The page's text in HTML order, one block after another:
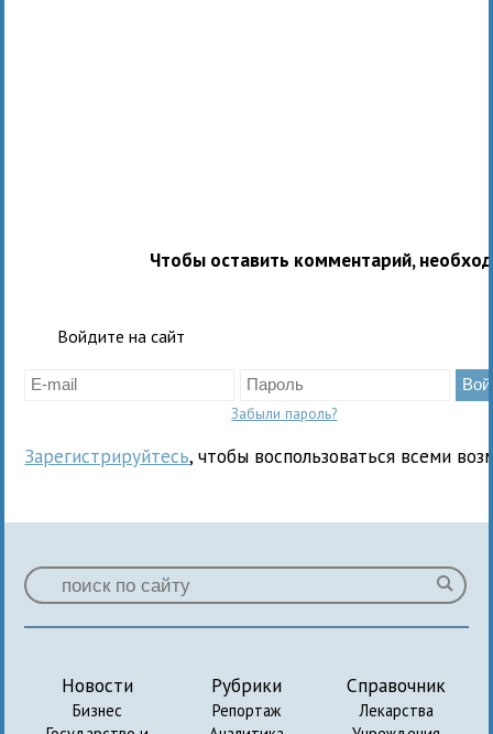
Чтобы оставить комментарий,
Войдите на сайт
Забыли пароль?
Зарегистрируйтесь, чтобы воспользоваться всеми
Новости
Бизнес
Рубрики
Репортаж
Справочник
Лекарства